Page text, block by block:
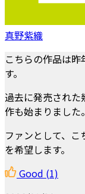
真野紫織
こちらの作品は
す。
過去に発売された
作も始まりました。
ファンとして、
を希望します。
Good (1)